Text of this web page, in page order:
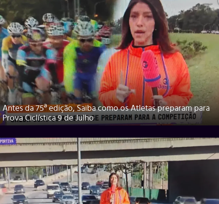
Antes da 75ª edição, Saiba como os Atletas preparam para
Prova Ciclística 9 de Julho